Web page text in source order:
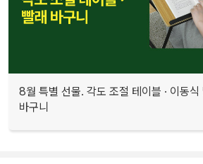
8월 특별 선물. 각도 조절 테이블 · 이동식
바구니